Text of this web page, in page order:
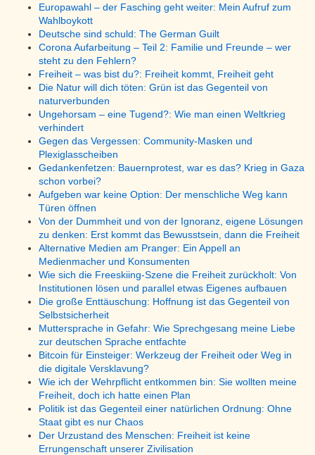
Europawahl – der Fasching geht weiter: Mein Aufruf zum
Wahlboykott
Deutsche sind schuld: The German Guilt
Corona Aufarbeitung – Teil 2: Familie und Freunde – wer
steht zu den Fehlern?
Freiheit – was bist du?: Freiheit kommt, Freiheit geht
Die Natur will dich töten: Grün ist das Gegenteil von
naturverbunden
Ungehorsam – eine Tugend?: Wie man einen Weltkrieg
verhindert
Gegen das Vergessen: Community-Masken und
Plexiglasscheiben
Gedankenfetzen: Bauernprotest, war es das? Krieg in Gaza
schon vorbei?
Aufgeben war keine Option: Der menschliche Weg kann
Türen öffnen
Von der Dummheit und von der Ignoranz, eigene Lösungen
zu denken: Erst kommt das Bewusstsein, dann die Freiheit
Alternative Medien am Pranger: Ein Appell an
Medienmacher und Konsumenten
Wie sich die Freeskiing-Szene die Freiheit zurückholt: Von
Institutionen lösen und parallel etwas Eigenes aufbauen
Die große Enttäuschung: Hoffnung ist das Gegenteil von
Selbstsicherheit
Muttersprache in Gefahr: Wie Sprechgesang meine Liebe
zur deutschen Sprache entfachte
Bitcoin für Einsteiger: Werkzeug der Freiheit oder Weg in
die digitale Versklavung?
Wie ich der Wehrpflicht entkommen bin: Sie wollten meine
Freiheit, doch ich hatte einen Plan
Politik ist das Gegenteil einer natürlichen Ordnung: Ohne
Staat gibt es nur Chaos
Der Urzustand des Menschen: Freiheit ist keine
Errungenschaft unserer Zivilisation